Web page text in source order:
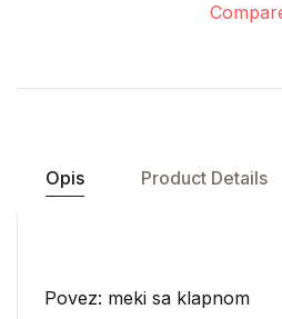
Opis Product Details
Povez: meki sa klapnom